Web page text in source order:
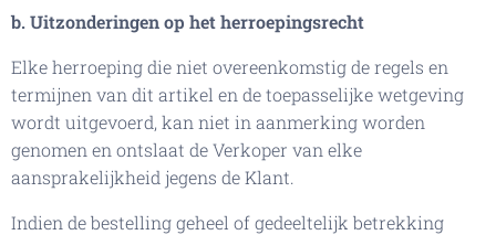
b. Uitzonderingen op het herroepingsrecht
Elke herroeping die niet overeenkomstig de regels en
termijnen van dit artikel en de toepasselijke wetgeving
wordt uitgevoerd, kan niet in aanmerking worden
genomen en ontslaat de Verkoper van elke
aansprakelijkheid jegens de Klant.
Indien de bestelling geheel of gedeeltelijk betrekking